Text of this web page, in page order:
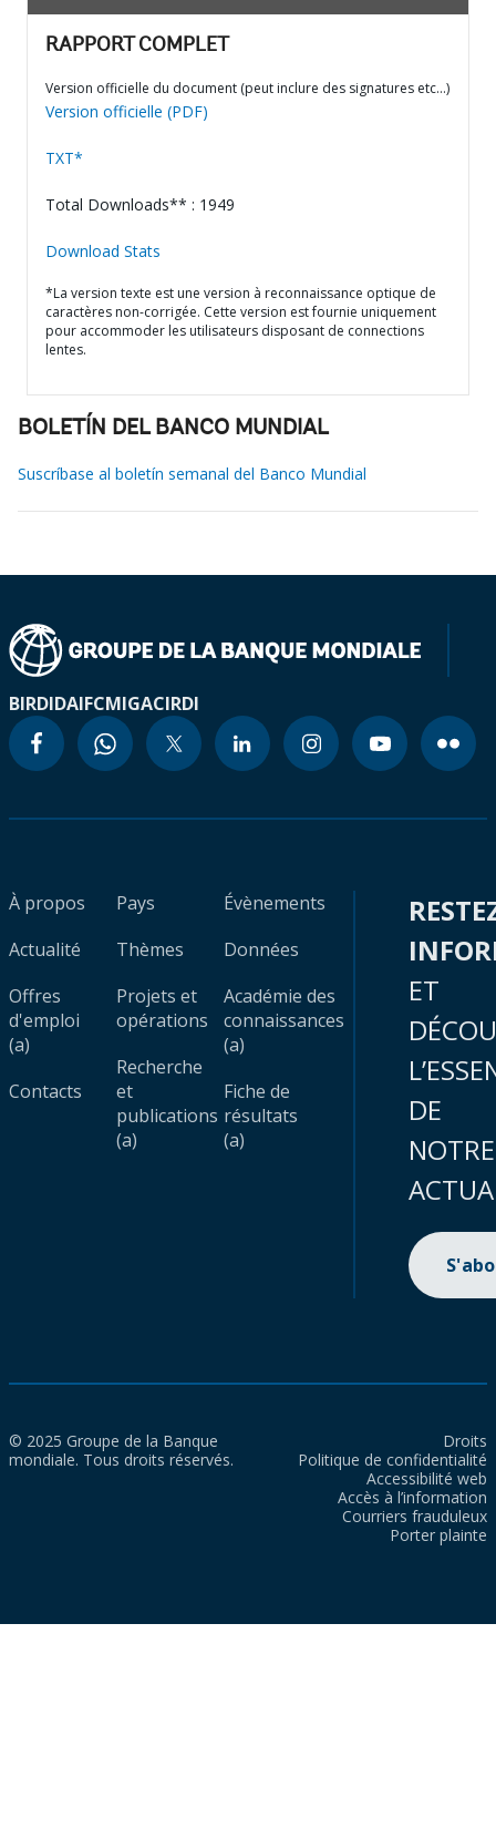
RAPPORT COMPLET
Version officielle du document (peut inclure des signatures etc…)
Version officielle (PDF)
TXT*
Total Downloads** : 1949
Download Stats
*La version texte est une version à reconnaissance optique de
caractères non-corrigée. Cette version est fournie uniquement
pour accommoder les utilisateurs disposant de connections
lentes.
BOLETÍN DEL BANCO MUNDIAL
Suscríbase al boletín semanal del Banco Mundial
BIRDIDAIFCMIGACIRDI
À propos
Actualité
Offres
d'emploi
(a)
Contacts
Pays
Thèmes
Projets et
opérations
Recherche
et
publications
(a)
Évènements
Données
Académie des
connaissances
(a)
Fiche de
résultats
(a)
ET
DE
NOTRE
© 2025 Groupe de la Banque
mondiale. Tous droits réservés.
Droits
Politique de confidentialité
Accessibilité web
Accès à l’information
Courriers frauduleux
Porter plainte